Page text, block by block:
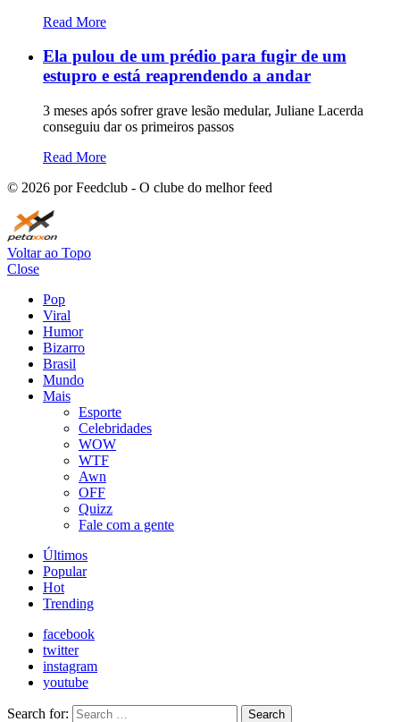
Read More
Ela pulou de um prédio para fugir de um
estupro e está reaprendendo a andar
3 meses após sofrer grave lesão medular, Juliane Lacerda
conseguiu dar os primeiros passos
Read More
© 2026 por Feedclub - O clube do melhor feed
Voltar ao Topo
Close
Pop
Viral
Humor
Bizarro
Brasil
Mundo
Mais
Esporte
Celebridades
WOW
WTF
Awn
OFF
Quizz
Fale com a gente
Últimos
Popular
Hot
Trending
facebook
twitter
instagram
youtube
Search for: Search